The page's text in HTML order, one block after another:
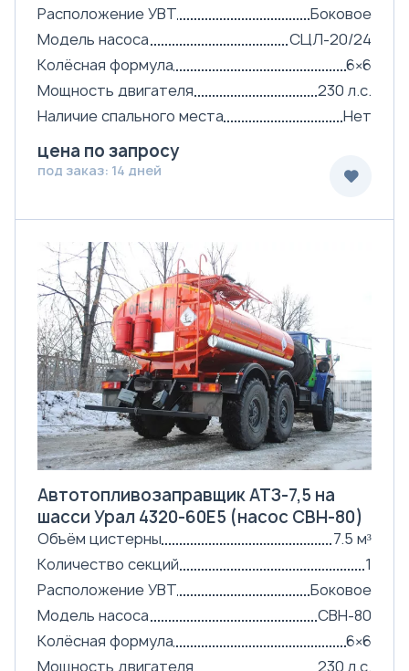
Расположение УВТ
Боковое
Модель насоса
СЦЛ-20/24
Колёсная формула
6×6
Мощность двигателя
230 л.с.
Наличие спального места
Нет
цена по запросу
под заказ: 14 дней
Автотопливозаправщик АТЗ-7,5 на
шасси Урал 4320-60Е5 (насос СВН-80)
Объём цистерны
7.5 м³
Количество секций
1
Расположение УВТ
Боковое
Модель насоса
СВН-80
Колёсная формула
6×6
Мощность двигателя
230 л.с.